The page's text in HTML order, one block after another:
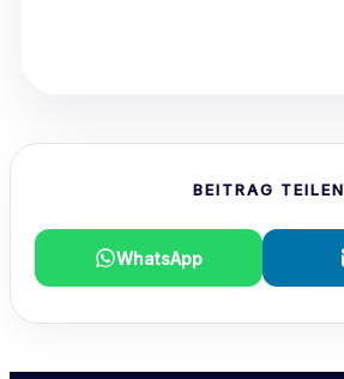
BEITRAG TEILEN
WhatsApp